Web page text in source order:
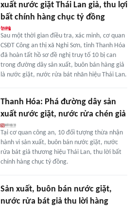
xuất nước giặt Thái Lan giả, thu lợi
bất chính hàng chục tỷ đồng
Sau một thời gian điều tra, xác minh, cơ quan
CSĐT Công an thị xã Nghi Sơn, tỉnh Thanh Hóa
đã hoàn tất hồ sơ đề nghị truy tố 10 bị can
trong đường dây sản xuất, buôn bán hàng giả
là nước giặt, nước rửa bát nhãn hiệu Thái Lan.
Thanh Hóa: Phá đường dây sản
xuất nước giặt, nước rửa chén giả
Tại cơ quan công an, 10 đối tượng thừa nhận
hành vi sản xuất, buôn bán nước giặt, nước
rửa bát giả thương hiệu Thái Lan, thu lời bất
chính hàng chục tỷ đồng.
Sản xuất, buôn bán nước giặt,
nước rửa bát giả thu lời hàng